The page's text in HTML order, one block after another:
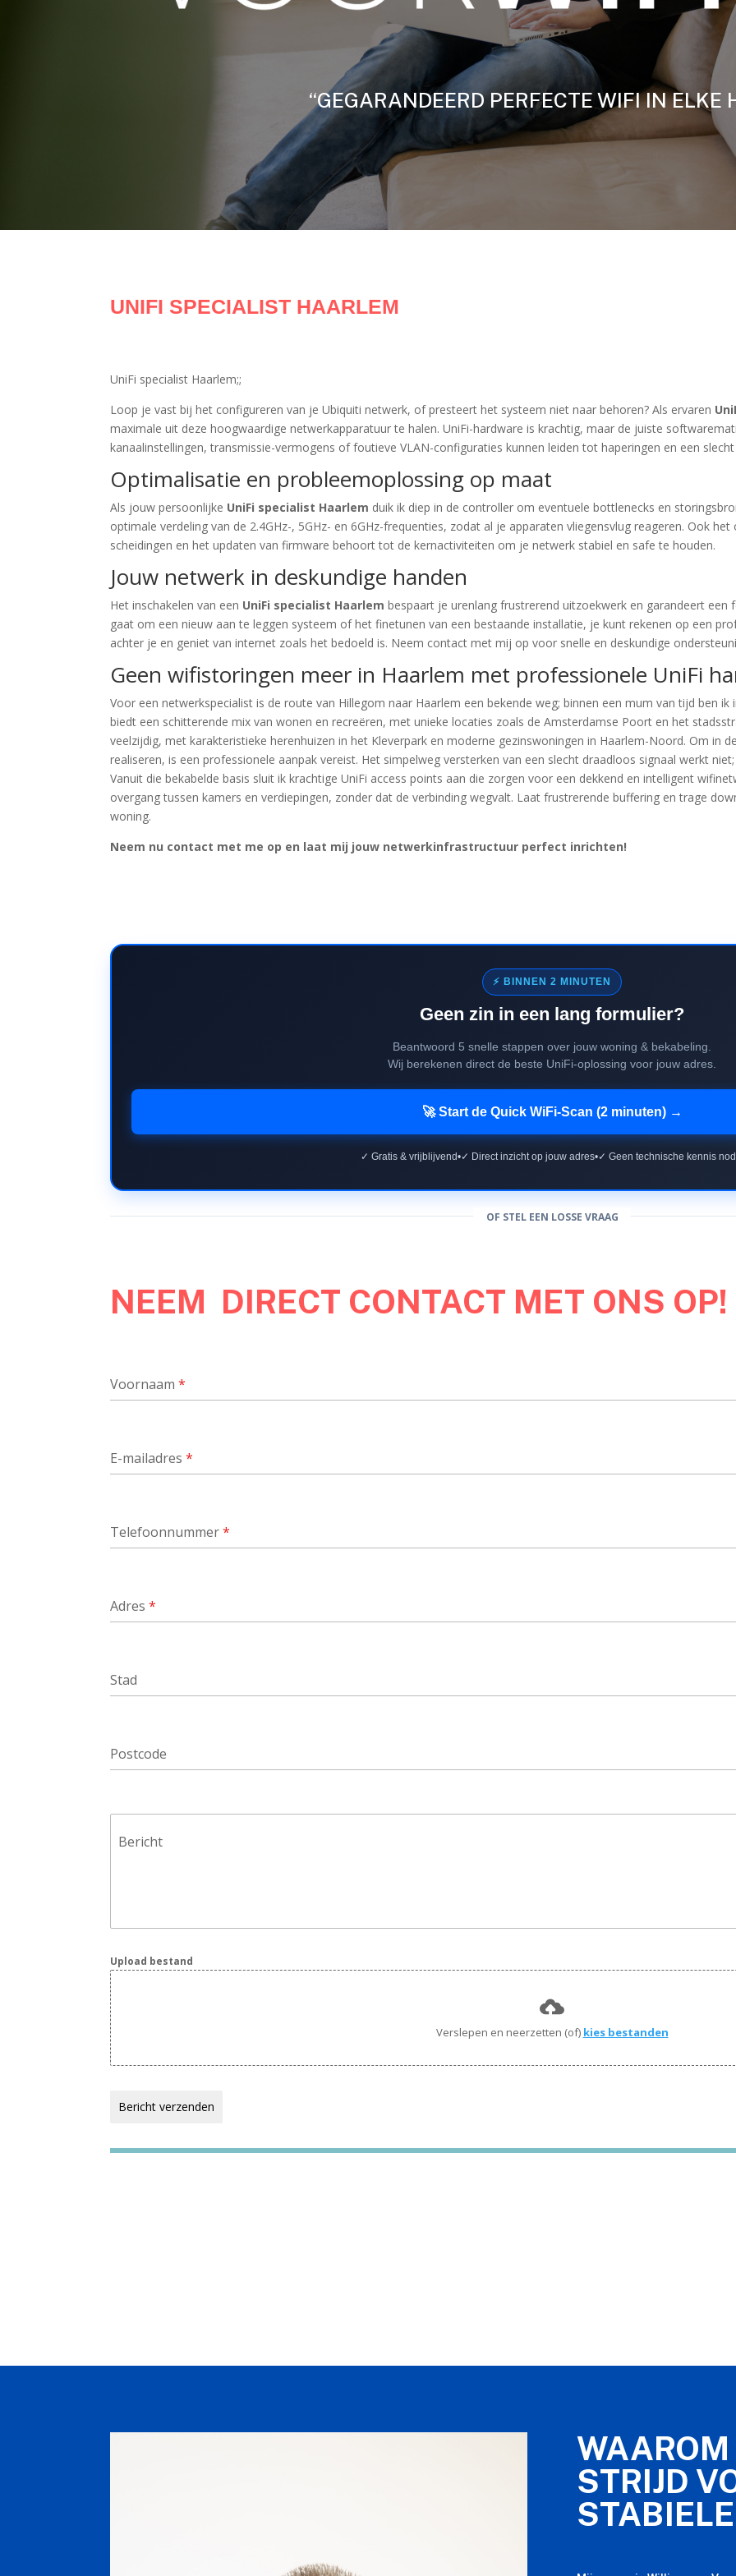
“GEGARANDEERD PERFECTE WIFI IN ELKE
UNIFI SPECIALIST HAARLEM
UniFi specialist Haarlem;;
Loop je vast bij het configureren van je Ubiquiti netwerk, of presteert het systeem niet naar behoren? Als ervaren
maximale uit deze hoogwaardige netwerkapparatuur te halen. UniFi-hardware is krachtig, maar de juiste
kanaalinstellingen, transmissie-vermogens of foutieve VLAN-configuraties kunnen leiden tot haperingen en een
Optimalisatie en probleemoplossing op maat
Als jouw persoonlijke UniFi specialist Haarlem duik ik diep in de controller om eventuele bottlenecks en
optimale verdeling van de 2.4GHz-, 5GHz- en 6GHz-frequenties, zodat al je apparaten vliegensvlug reageren. Ook
scheidingen en het updaten van firmware behoort tot de kernactiviteiten om je netwerk stabiel en safe te houden.
Jouw netwerk in deskundige handen
Het inschakelen van een UniFi specialist Haarlem bespaart je urenlang frustrerend uitzoekwerk en garandeert
gaat om een nieuw aan te leggen systeem of het finetunen van een bestaande installatie, je kunt rekenen op een
achter je en geniet van internet zoals het bedoeld is. Neem contact met mij op voor snelle en deskundige
Geen wifistoringen meer in Haarlem met professionele UniFi
Voor een netwerkspecialist is de route van Hillegom naar Haarlem een bekende weg; binnen een mum van tijd ben
biedt een schitterende mix van wonen en recreëren, met unieke locaties zoals de Amsterdamse Poort en het
veelzijdig, met karakteristieke herenhuizen in het Kleverpark en moderne gezinswoningen in Haarlem-Noord. Om in
realiseren, is een professionele aanpak vereist. Het simpelweg versterken van een slecht draadloos signaal werkt
Vanuit die bekabelde basis sluit ik krachtige UniFi access points aan die zorgen voor een dekkend en intelligent
overgang tussen kamers en verdiepingen, zonder dat de verbinding wegvalt. Laat frustrerende buffering en trage
woning.
Neem nu contact met me op en laat mij jouw netwerkinfrastructuur perfect inrichten!
⚡ BINNEN 2 MINUTEN
Geen zin in een lang formulier?
Beantwoord 5 snelle stappen over jouw woning & bekabeling.
Wij berekenen direct de beste UniFi-oplossing voor jouw adres.
🚀 Start de Quick WiFi-Scan (2 minuten) →
✓ Gratis & vrijblijvend•✓ Direct inzicht op jouw adres•✓ Geen technische kennis
OF STEL EEN LOSSE VRAAG
NEEM DIRECT CONTACT MET ONS OP!
Voornaam*
E-mailadres*
Telefoonnummer*
Adres*
Stad
Postcode
Bericht
Upload bestand
Verslepen en neerzetten (of) kies bestanden
Bericht verzenden
STRIJD